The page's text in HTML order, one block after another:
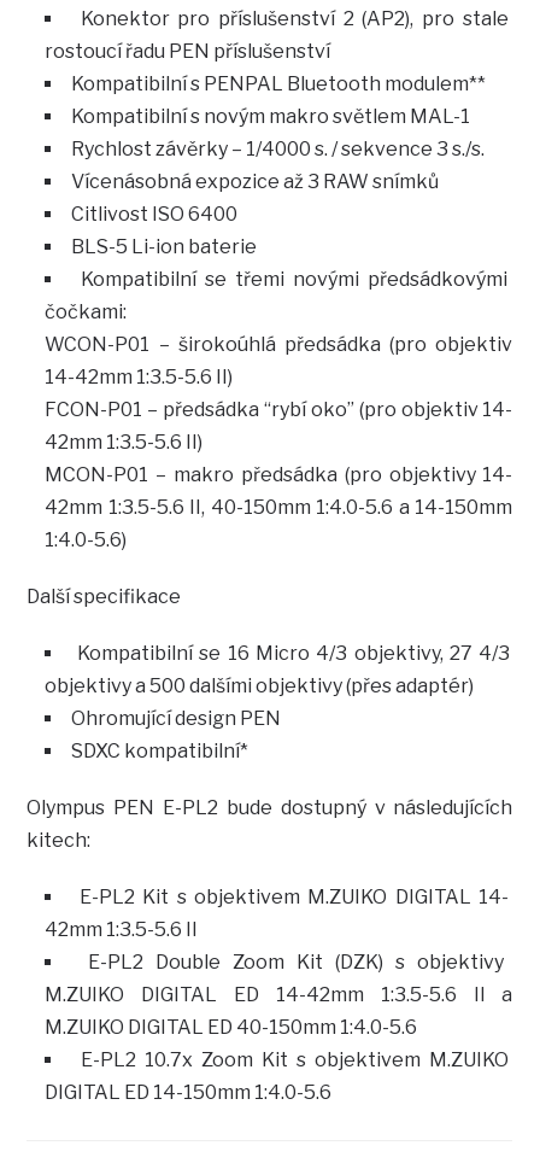
Konektor pro příslušenství 2 (AP2), pro stale
rostoucí řadu PEN příslušenství
Kompatibilní s PENPAL Bluetooth modulem**
Kompatibilní s novým makro světlem MAL-1
Rychlost závěrky – 1/4000 s. / sekvence 3 s./s.
Vícenásobná expozice až 3 RAW snímků
Citlivost ISO 6400
BLS-5 Li-ion baterie
Kompatibilní se třemi novými předsádkovými
čočkami:
WCON-P01 – širokoúhlá předsádka (pro objektiv
14-42mm 1:3.5-5.6 II)
FCON-P01 – předsádka “rybí oko” (pro objektiv 14-
42mm 1:3.5-5.6 II)
MCON-P01 – makro předsádka (pro objektivy 14-
42mm 1:3.5-5.6 II, 40-150mm 1:4.0-5.6 a 14-150mm
1:4.0-5.6)
Další specifikace
Kompatibilní se 16 Micro 4/3 objektivy, 27 4/3
objektivy a 500 dalšími objektivy (přes adaptér)
Ohromující design PEN
SDXC kompatibilní*
Olympus PEN E-PL2 bude dostupný v následujících
kitech:
E-PL2 Kit s objektivem M.ZUIKO DIGITAL 14-
42mm 1:3.5-5.6 II
E-PL2 Double Zoom Kit (DZK) s objektivy
M.ZUIKO DIGITAL ED 14-42mm 1:3.5-5.6 II a
M.ZUIKO DIGITAL ED 40-150mm 1:4.0-5.6
E-PL2 10.7x Zoom Kit s objektivem M.ZUIKO
DIGITAL ED 14-150mm 1:4.0-5.6